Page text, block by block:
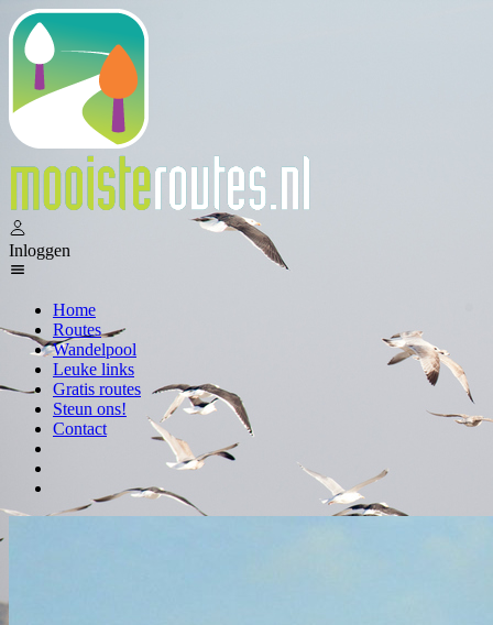
Inloggen
Home
Routes
Wandelpool
Leuke links
Gratis routes
Steun ons!
Contact